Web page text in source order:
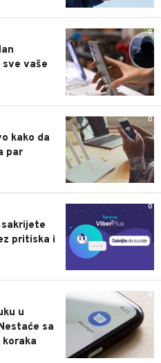
0
vaše
0
kako da
par
0
sakrijete
pritiska i
0
u
sa